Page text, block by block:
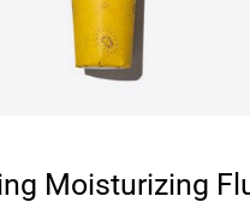
Moisturizing